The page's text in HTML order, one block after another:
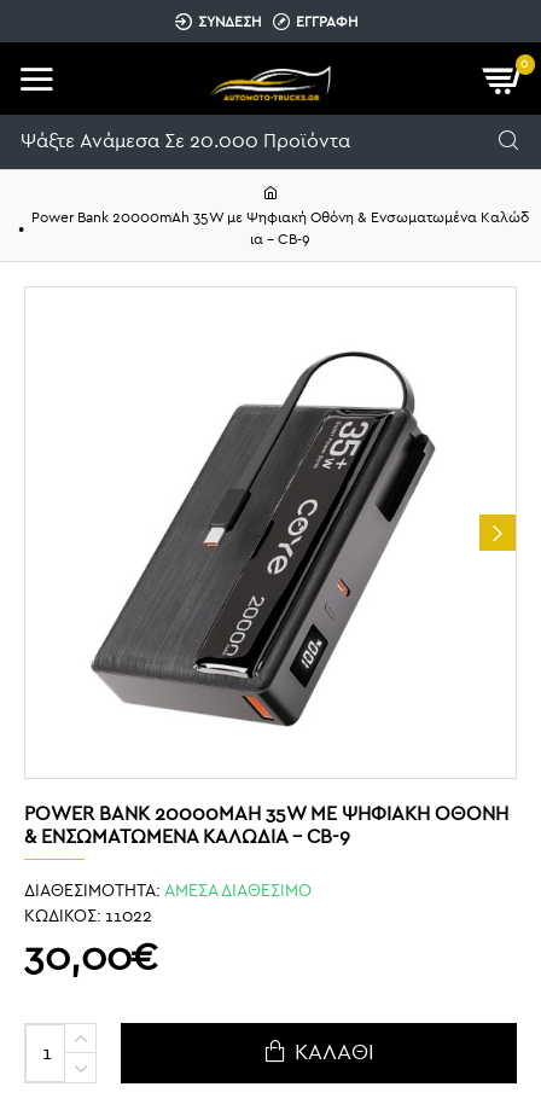
ΣΥΝΔΕΣΗ ΕΓΓΡΑΦΗ
0
Power Bank 20000mAh 35W με Ψηφιακή Οθόνη & Ενσωματωμένα Καλώδ
ια – CB-9
POWER BANK 20000MAH 35W ΜΕ ΨΗΦΙΑΚΉ ΟΘΌΝΗ
& ΕΝΣΩΜΑΤΩΜΈΝΑ ΚΑΛΏΔΙΑ – CB-9
ΔΙΑΘΕΣΙΜΟΤΗΤΑ: ΑΜΕΣΑ ΔΙΑΘΕΣΙΜΟ
ΚΩΔΙΚΟΣ: 11022
30,00€
ΚΑΛΆΘΙ